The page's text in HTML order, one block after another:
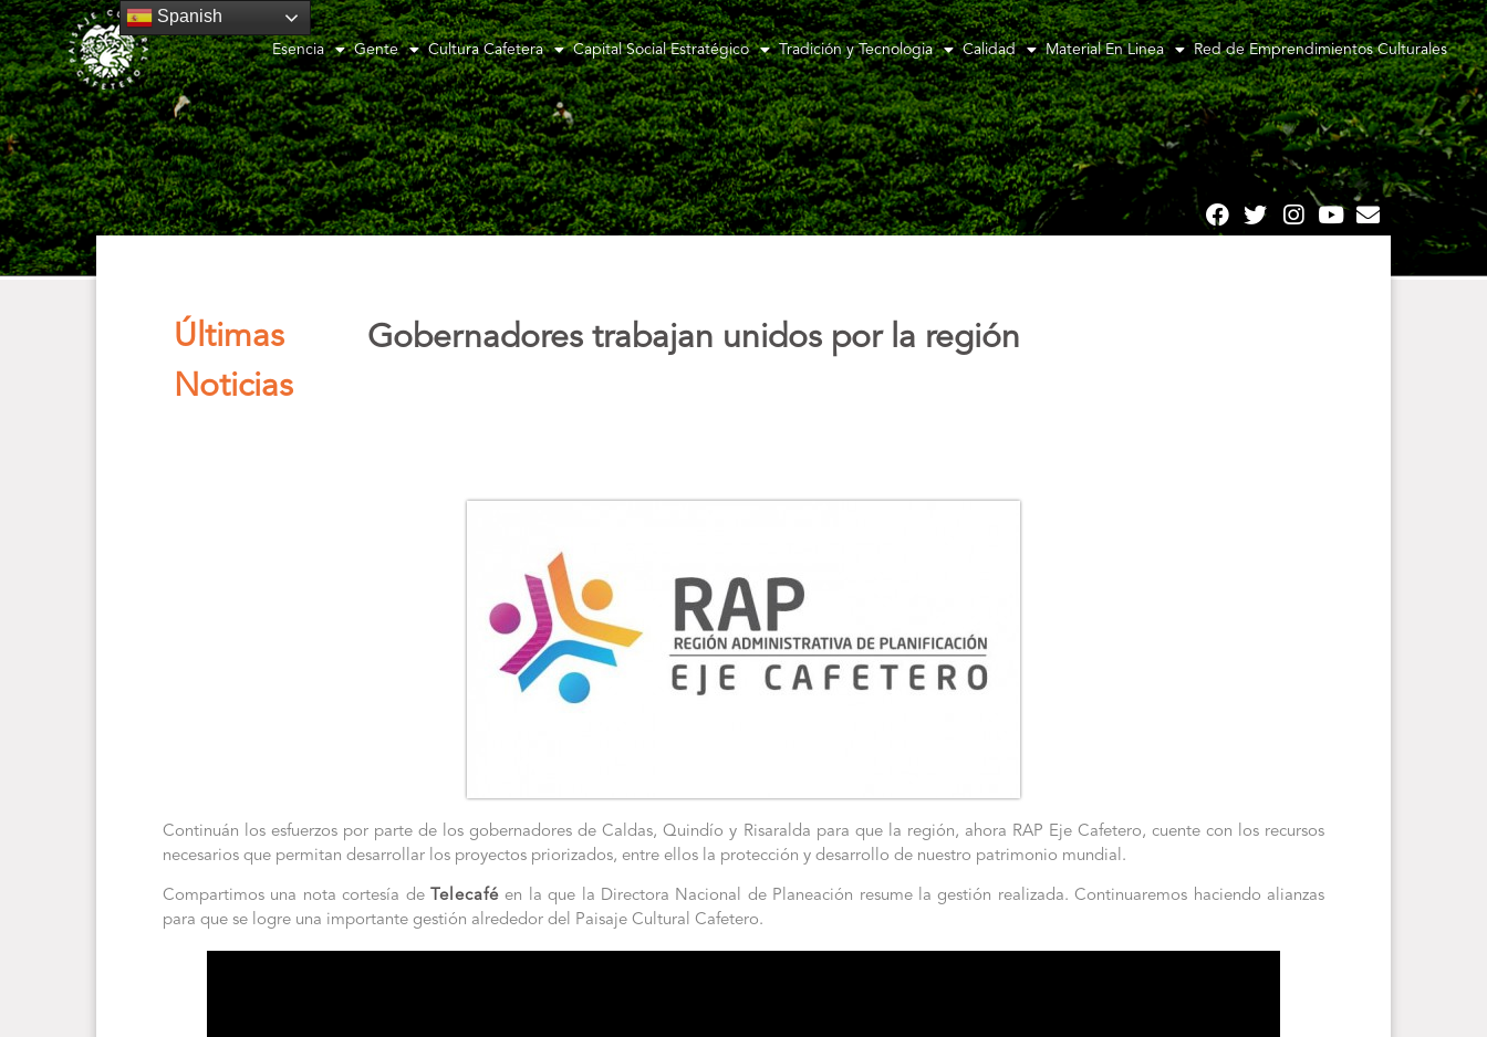
Esencia Gente Cultura Cafetera Capital Social Estratégico Tradición y Tecnologia Calidad Material En Linea Red de Emprendimientos Culturales
Últimas
Noticias
Gobernadores trabajan unidos por la región
Continuán los esfuerzos por parte de los gobernadores de Caldas, Quindío y Risaralda para que la región, ahora RAP Eje Cafetero, cuente con los recursos
necesarios que permitan desarrollar los proyectos priorizados, entre ellos la protección y desarrollo de nuestro patrimonio mundial.
Compartimos una nota cortesía de Telecafé en la que la Directora Nacional de Planeación resume la gestión realizada. Continuaremos haciendo alianzas
para que se logre una importante gestión alrededor del Paisaje Cultural Cafetero.
Spanish